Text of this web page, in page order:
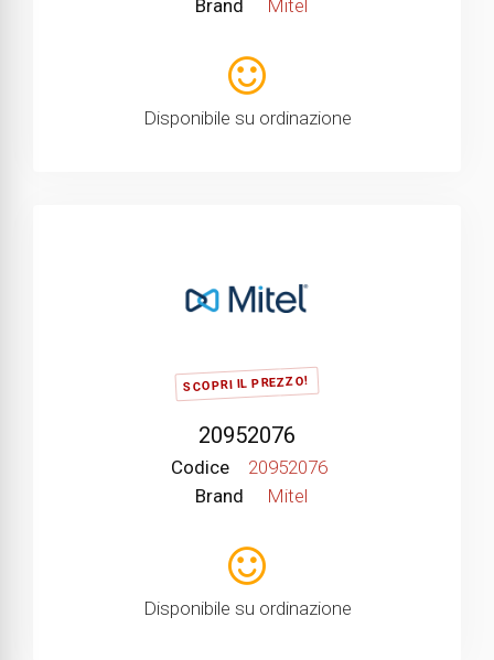
Brand
Mitel
Disponibile su ordinazione
SCOPRI IL PREZZO!
20952076
Codice
20952076
Brand
Mitel
Disponibile su ordinazione